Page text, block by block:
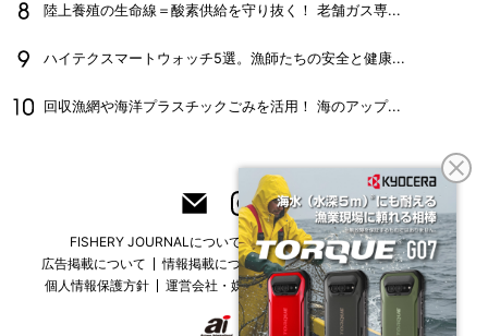
陸上養殖の生命線＝酸素供給を守り抜く！ 老舗ガス専...
ハイテクスマートウォッチ5選。漁師たちの安全と健康...
回収漁網や海洋プラスチックごみを活用！ 海のアップ...
FISHERY JOURNALについて
フリーマガジンはこちら
広告掲載について
情報掲載について お問い合わせ
採用情報
個人情報保護方針
運営会社・媒体一覧 For overseas customers